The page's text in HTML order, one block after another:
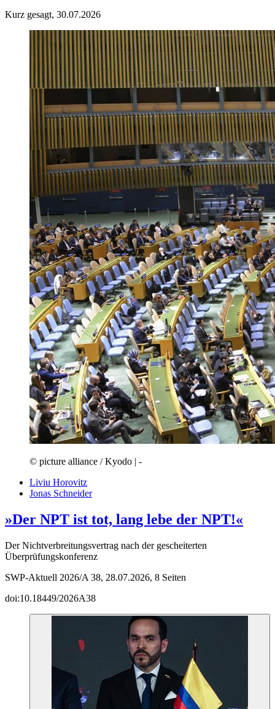
Kurz gesagt, 30.07.2026
© picture alliance / Kyodo | -
Liviu Horovitz
Jonas Schneider
»Der NPT ist tot, lang lebe der NPT!«
Der Nichtverbreitungsvertrag nach der gescheiterten
Überprüfungskonferenz
SWP-Aktuell 2026/A 38, 28.07.2026, 8 Seiten
doi:10.18449/2026A38